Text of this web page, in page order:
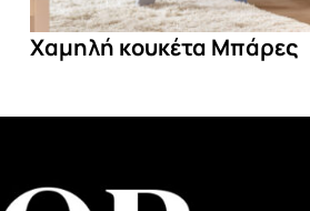
Πολυθρόνα
Χαμηλή κουκέτα Μπάρες